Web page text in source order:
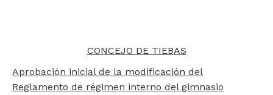
CONCEJO DE TIEBAS
Aprobación inicial de la modificación del
Reglamento de régimen interno del gimnasio